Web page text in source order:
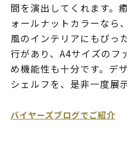
間を演出してくれます。
ォールナットカラーなら
風のインテリアにもぴっ
行があり、A4サイズのフ
め機能性も十分です。デ
シェルフを、是非一度展
バイヤーズブログでご紹介